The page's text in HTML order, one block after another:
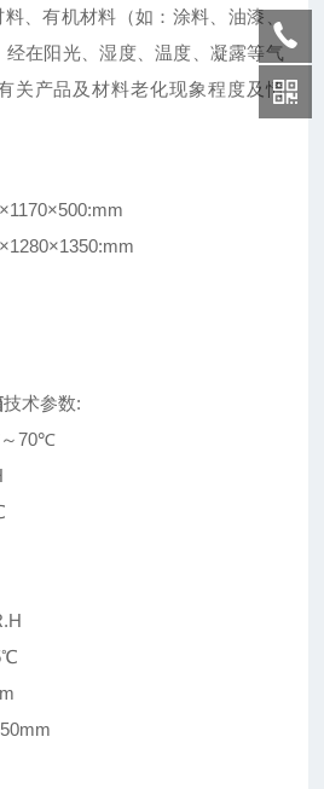
、有机材料（如：涂料、油漆、
在阳光、湿度、温度、凝露等气
关产品及材料老化现象程度及情
技术参数:
～70℃